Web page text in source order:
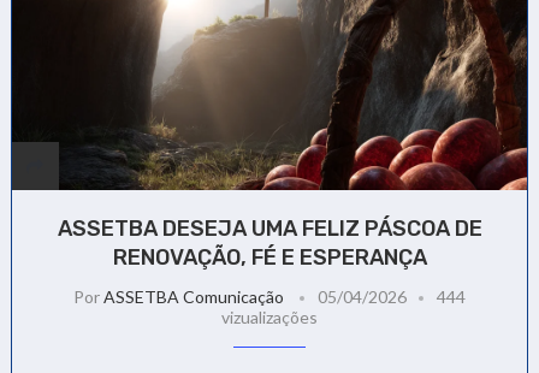
ASSETBA DESEJA UMA FELIZ PÁSCOA DE
RENOVAÇÃO, FÉ E ESPERANÇA
PorASSETBA Comunicação 05/04/2026
444
vizualizações